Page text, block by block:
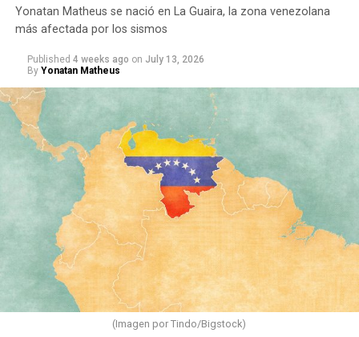
Yonatan Matheus se nació en La Guaira, la zona venezolana
más afectada por los sismos
Published 4 weeks ago on July 13, 2026
By Yonatan Matheus
(Imagen por Tindo/Bigstock)